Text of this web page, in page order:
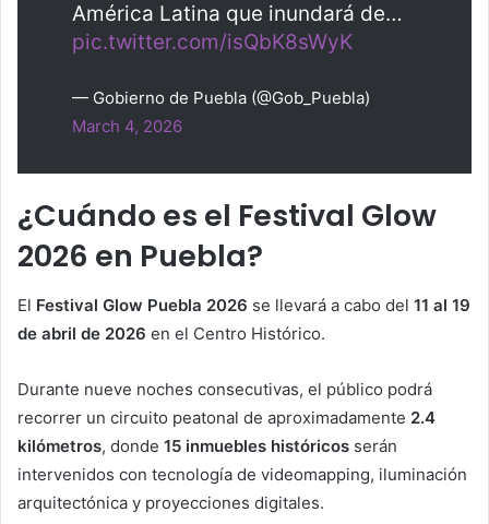
América Latina que inundará de…
pic.twitter.com/isQbK8sWyK
— Gobierno de Puebla (@Gob_Puebla)
March 4, 2026
¿Cuándo es el Festival Glow
2026 en Puebla?
El Festival Glow Puebla 2026 se llevará a cabo del 11 al 19
de abril de 2026 en el Centro Histórico.
Durante nueve noches consecutivas, el público podrá
recorrer un circuito peatonal de aproximadamente 2.4
kilómetros, donde 15 inmuebles históricos serán
intervenidos con tecnología de videomapping, iluminación
arquitectónica y proyecciones digitales.